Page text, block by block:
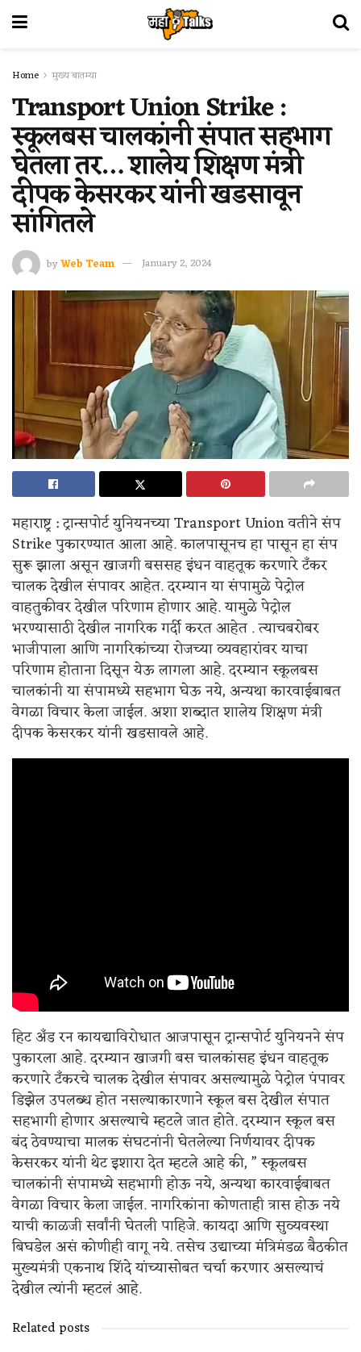
Home मुख्य बातम्या
Transport Union Strike :
स्कूलबस चालकांनी संपात सहभाग
घेतला तर… शालेय शिक्षण मंत्री
दीपक केसरकर यांनी खडसावून
सांगितले
byWeb Team January 2, 2024
महाराष्ट्र : ट्रान्सपोर्ट युनियनच्या Transport Union वतीने संप
Strike पुकारण्यात आला आहे. कालपासूनच हा पासून हा संप
सुरू झाला असून खाजगी बससह इंधन वाहतूक करणारे टँकर
चालक देखील संपावर आहेत. दरम्यान या संपामुळे पेट्रोल
वाहतुकीवर देखील परिणाम होणार आहे. यामुळे पेट्रोल
भरण्यासाठी देखील नागरिक गर्दी करत आहेत . त्याचबरोबर
भाजीपाला आणि नागरिकांच्या रोजच्या व्यवहारांवर याचा
परिणाम होताना दिसून येऊ लागला आहे. दरम्यान स्कूलबस
चालकांनी या संपामध्ये सहभाग घेऊ नये, अन्यथा कारवाईबाबत
वेगळा विचार केला जाईल. अशा शब्दात शालेय शिक्षण मंत्री
दीपक केसरकर यांनी खडसावले आहे.
हिट अँड रन कायद्याविरोधात आजपासून ट्रान्सपोर्ट युनियनने संप
पुकारला आहे. दरम्यान खाजगी बस चालकांसह इंधन वाहतूक
करणारे टँकरचे चालक देखील संपावर असल्यामुळे पेट्रोल पंपावर
डिझेल उपलब्ध होत नसल्याकारणाने स्कूल बस देखील संपात
सहभागी होणार असल्याचे म्हटले जात होते. दरम्यान स्कूल बस
बंद ठेवण्याचा मालक संघटनांनी घेतलेल्या निर्णयावर दीपक
केसरकर यांनी थेट इशारा देत म्हटले आहे की, ” स्कूलबस
चालकांनी संपामध्ये सहभागी होऊ नये, अन्यथा कारवाईबाबत
वेगळा विचार केला जाईल. नागरिकांना कोणताही त्रास होऊ नये
याची काळजी सर्वांनी घेतली पाहिजे. कायदा आणि सुव्यवस्था
बिघडेल असं कोणीही वागू नये. तसेच उद्याच्या मंत्रिमंडळ बैठकीत
मुख्यमंत्री एकनाथ शिंदे यांच्यासोबत चर्चा करणार असल्याचं
देखील त्यांनी म्हटलं आहे.
Related posts